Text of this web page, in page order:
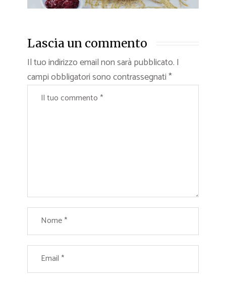
Lascia un commento
Il tuo indirizzo email non sarà pubblicato. I
campi obbligatori sono contrassegnati*